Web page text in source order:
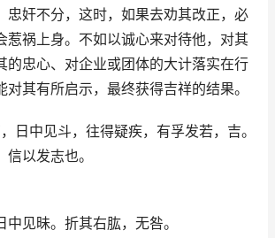
忠奸不分，这时，如果去劝其改正，必
惹祸上身。不如以诚心来对待他，对其
的忠心、对企业或团体的大计落实在行
其有所启示，最终获得吉祥的结果。
日中见斗，往得疑疾，有孚发若，吉。
以发志也。
见昧。折其右肱，无咎。